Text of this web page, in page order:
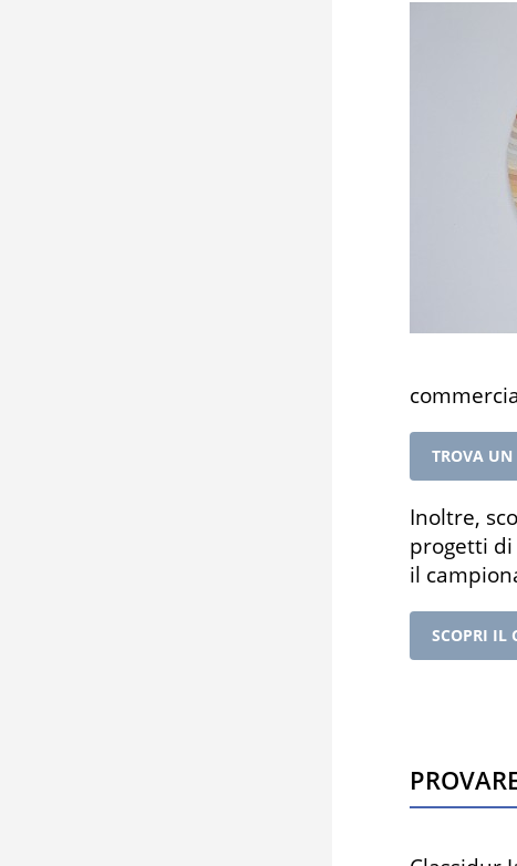
TROVA UN
Inoltre,
progetti di
il
SCOPRI IL